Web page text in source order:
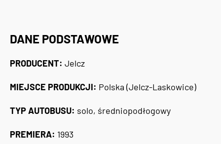
DANE PODSTAWOWE
PRODUCENT: Jelcz
MIEJSCE PRODUKCJI: Polska (Jelcz-Laskowice)
TYP AUTOBUSU: solo, średniopodłogowy
PREMIERA: 1993